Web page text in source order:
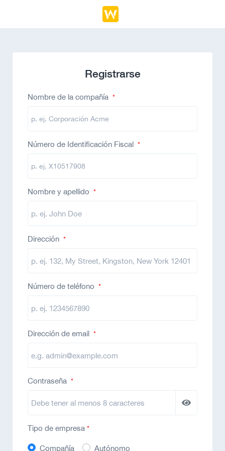
Registrarse
Nombre de la compañía *
Número de Identificación Fiscal *
Nombre y apellido *
Dirección *
Número de teléfono *
Dirección de email *
Contraseña *
Tipo de empresa *
Compañía Autónomo